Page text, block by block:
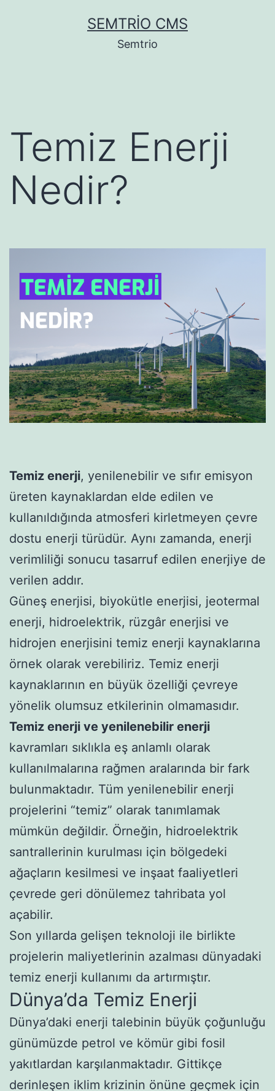
SEMTRIO CMS
Semtrio
Temiz Enerji
Nedir?
Temiz enerji, yenilenebilir ve sıfır emisyon
üreten kaynaklardan elde edilen ve
kullanıldığında atmosferi kirletmeyen çevre
dostu enerji türüdür. Aynı zamanda, enerji
verimliliği sonucu tasarruf edilen enerjiye de
verilen addır.
Güneş enerjisi, biyokütle enerjisi, jeotermal
enerji, hidroelektrik, rüzgâr enerjisi ve
hidrojen enerjisini temiz enerji kaynaklarına
örnek olarak verebiliriz. Temiz enerji
kaynaklarının en büyük özelliği çevreye
yönelik olumsuz etkilerinin olmamasıdır.
Temiz enerji ve yenilenebilir enerji
kavramları sıklıkla eş anlamlı olarak
kullanılmalarına rağmen aralarında bir fark
bulunmaktadır. Tüm yenilenebilir enerji
projelerini “temiz” olarak tanımlamak
mümkün değildir. Örneğin, hidroelektrik
santrallerinin kurulması için bölgedeki
ağaçların kesilmesi ve inşaat faaliyetleri
çevrede geri dönülemez tahribata yol
açabilir.
Son yıllarda gelişen teknoloji ile birlikte
projelerin maliyetlerinin azalması dünyadaki
temiz enerji kullanımı da artırmıştır.
Dünya’da Temiz Enerji
Dünya’daki enerji talebinin büyük çoğunluğu
günümüzde petrol ve kömür gibi fosil
yakıtlardan karşılanmaktadır. Gittikçe
derinleşen iklim krizinin önüne geçmek için